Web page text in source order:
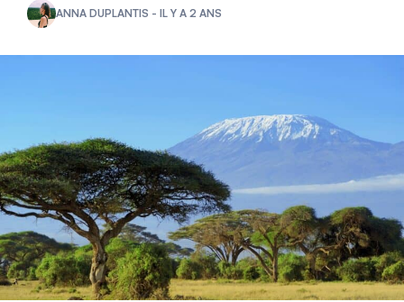
ANNA DUPLANTIS - IL Y A 2 ANS